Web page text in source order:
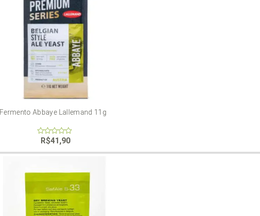
Fermento Abbaye Lallemand 11g
out
of
R$41,90